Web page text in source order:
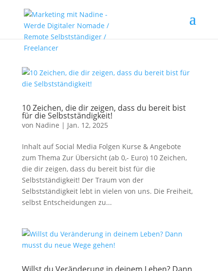
10 Zeichen, die dir zeigen, dass du bereit bist
für die Selbstständigkeit!
von Nadine | Jan. 12, 2025
Inhalt auf Social Media Folgen Kurse & Angebote
zum Thema Zur Übersicht (ab 0,- Euro) 10 Zeichen,
die dir zeigen, dass du bereit bist für die
Selbstständigkeit! Der Traum von der
Selbstständigkeit lebt in vielen von uns. Die Freiheit,
selbst Entscheidungen zu...